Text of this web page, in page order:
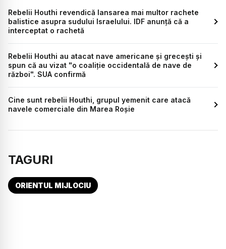
Rebelii Houthi revendică lansarea mai multor rachete
balistice asupra sudului Israelului. IDF anunță că a
interceptat o rachetă
Rebelii Houthi au atacat nave americane și grecești și
spun că au vizat "o coaliție occidentală de nave de
război". SUA confirmă
Cine sunt rebelii Houthi, grupul yemenit care atacă
navele comerciale din Marea Roșie
TAGURI
ORIENTUL MIJLOCIU